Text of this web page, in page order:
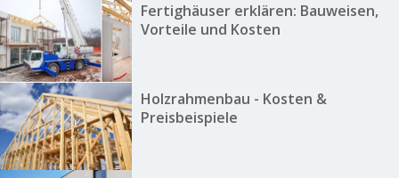
Fertighäuser erklären: Bauweisen,
Vorteile und Kosten
Holzrahmenbau - Kosten &
Preisbeispiele